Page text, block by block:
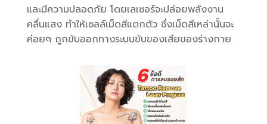
และมีความปลอดภัย โดยเลเซอร์จะปล่อยพลังงาน
คลื่นแสง ทำให้เซลล์เม็ดสีแตกตัว ซึ่งเม็ดสีเหล่านั้นจะ
ค่อยๆ ถูกขับออกทางระบบขับของเสียของร่างกาย